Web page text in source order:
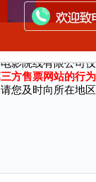
反馈，有不法分子
影院线有限公司
方售票网站的行
您及时向所在地